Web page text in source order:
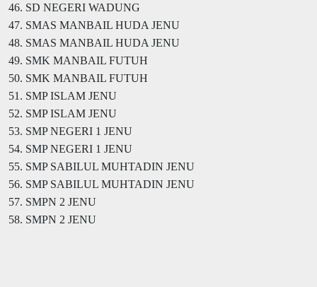
46. SD NEGERI WADUNG
47. SMAS MANBAIL HUDA JENU
48. SMAS MANBAIL HUDA JENU
49. SMK MANBAIL FUTUH
50. SMK MANBAIL FUTUH
51. SMP ISLAM JENU
52. SMP ISLAM JENU
53. SMP NEGERI 1 JENU
54. SMP NEGERI 1 JENU
55. SMP SABILUL MUHTADIN JENU
56. SMP SABILUL MUHTADIN JENU
57. SMPN 2 JENU
58. SMPN 2 JENU